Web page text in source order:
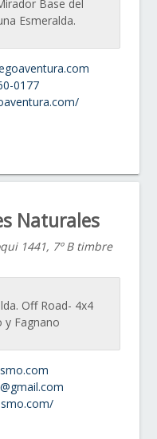
Base del
Esmeralda.
0177
Naturales
1441, 7º B timbre
Off Road- 4x4
y Fagnano